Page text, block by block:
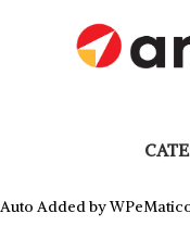
Auto Added by